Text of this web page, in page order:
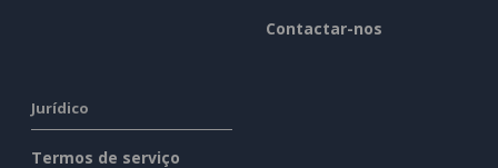
Contactar-nos
Jurídico
Termos de serviço